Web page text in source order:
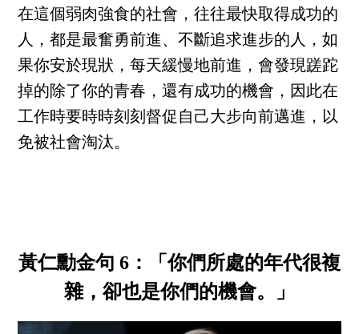
在這個弱肉強食的社會，往往最快取得成功的
人，都是最奮勇前進、不斷追求進步的人，如
果你安於現狀，每天緩慢地前進，會發現蹉跎
掉的除了你的青春，還有成功的機會，因此在
工作時要時時刻刻督促自己大步向前邁進，以
免被社會淘汰。
黃仁勳金句 6：「你們所處的年代很複
雜，卻也是你們的機會。」